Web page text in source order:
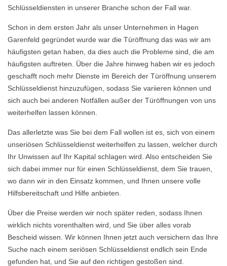
Schlüsseldiensten in unserer Branche schon der Fall war.
Schon in dem ersten Jahr als unser Unternehmen in Hagen
Garenfeld gegründet wurde war die Türöffnung das was wir am
häufigsten getan haben, da dies auch die Probleme sind, die am
häufigsten auftreten. Über die Jahre hinweg haben wir es jedoch
geschafft noch mehr Dienste im Bereich der Türöffnung unserem
Schlüsseldienst hinzuzufügen, sodass Sie variieren können und
sich auch bei anderen Notfällen außer der Türöffnungen von uns
weiterhelfen lassen können.
Das allerletzte was Sie bei dem Fall wollen ist es, sich von einem
unseriösen Schlüsseldienst weiterhelfen zu lassen, welcher durch
Ihr Unwissen auf Ihr Kapital schlagen wird. Also entscheiden Sie
sich dabei immer nur für einen Schlüsseldienst, dem Sie trauen,
wo dann wir in den Einsatz kommen, und Ihnen unsere volle
Hilfsbereitschaft und Hilfe anbieten.
Über die Preise werden wir noch später reden, sodass Ihnen
wirklich nichts vorenthalten wird, und Sie über alles vorab
Bescheid wissen. Wir können Ihnen jetzt auch versichern das Ihre
Suche nach einem seriösen Schlüsseldienst endlich sein Ende
gefunden hat, und Sie auf den richtigen gestoßen sind.